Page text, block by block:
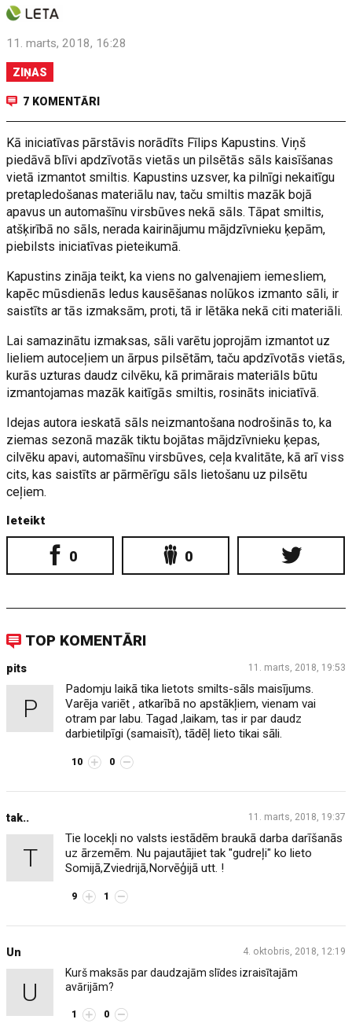
11. marts, 2018, 16:28
ZIŅAS
7 KOMENTĀRI
Kā iniciatīvas pārstāvis norādīts Fīlips Kapustins. Viņš
piedāvā blīvi apdzīvotās vietās un pilsētās sāls kaisīšanas
vietā izmantot smiltis. Kapustins uzsver, ka pilnīgi nekaitīgu
pretapledošanas materiālu nav, taču smiltis mazāk bojā
apavus un automašīnu virsbūves nekā sāls. Tāpat smiltis,
atšķirībā no sāls, nerada kairinājumu mājdzīvnieku ķepām,
piebilsts iniciatīvas pieteikumā.
Kapustins zināja teikt, ka viens no galvenajiem iemesliem,
kapēc mūsdienās ledus kausēšanas nolūkos izmanto sāli, ir
saistīts ar tās izmaksām, proti, tā ir lētāka nekā citi materiāli.
Lai samazinātu izmaksas, sāli varētu joprojām izmantot uz
lieliem autoceļiem un ārpus pilsētām, taču apdzīvotās vietās,
kurās uzturas daudz cilvēku, kā primārais materiāls būtu
izmantojamas mazāk kaitīgās smiltis, rosināts iniciatīvā.
Idejas autora ieskatā sāls neizmantošana nodrošinās to, ka
ziemas sezonā mazāk tiktu bojātas mājdzīvnieku ķepas,
cilvēku apavi, automašīnu virsbūves, ceļa kvalitāte, kā arī viss
cits, kas saistīts ar pārmērīgu sāls lietošanu uz pilsētu
ceļiem.
Ieteikt
0 0
TOP KOMENTĀRI
11. marts, 2018, 19:53
pits
P
Padomju laikā tika lietots smilts-sāls maisījums.
Varēja variēt , atkarībā no apstākļiem, vienam vai
otram par labu. Tagad ,laikam, tas ir par daudz
darbietilpīgi (samaisīt), tādēļ lieto tikai sāli.
10 0
11. marts, 2018, 19:37
tak..
T
Tie locekļi no valsts iestādēm braukā darba darīšanās
uz ārzemēm. Nu pajautājiet tak "gudreļi" ko lieto
Somijā,Zviedrijā,Norvēģijā utt. !
9 1
4. oktobris, 2018, 12:19
Un
U
Kurš maksās par daudzajām slīdes izraisītajām
avārijām?
1 0